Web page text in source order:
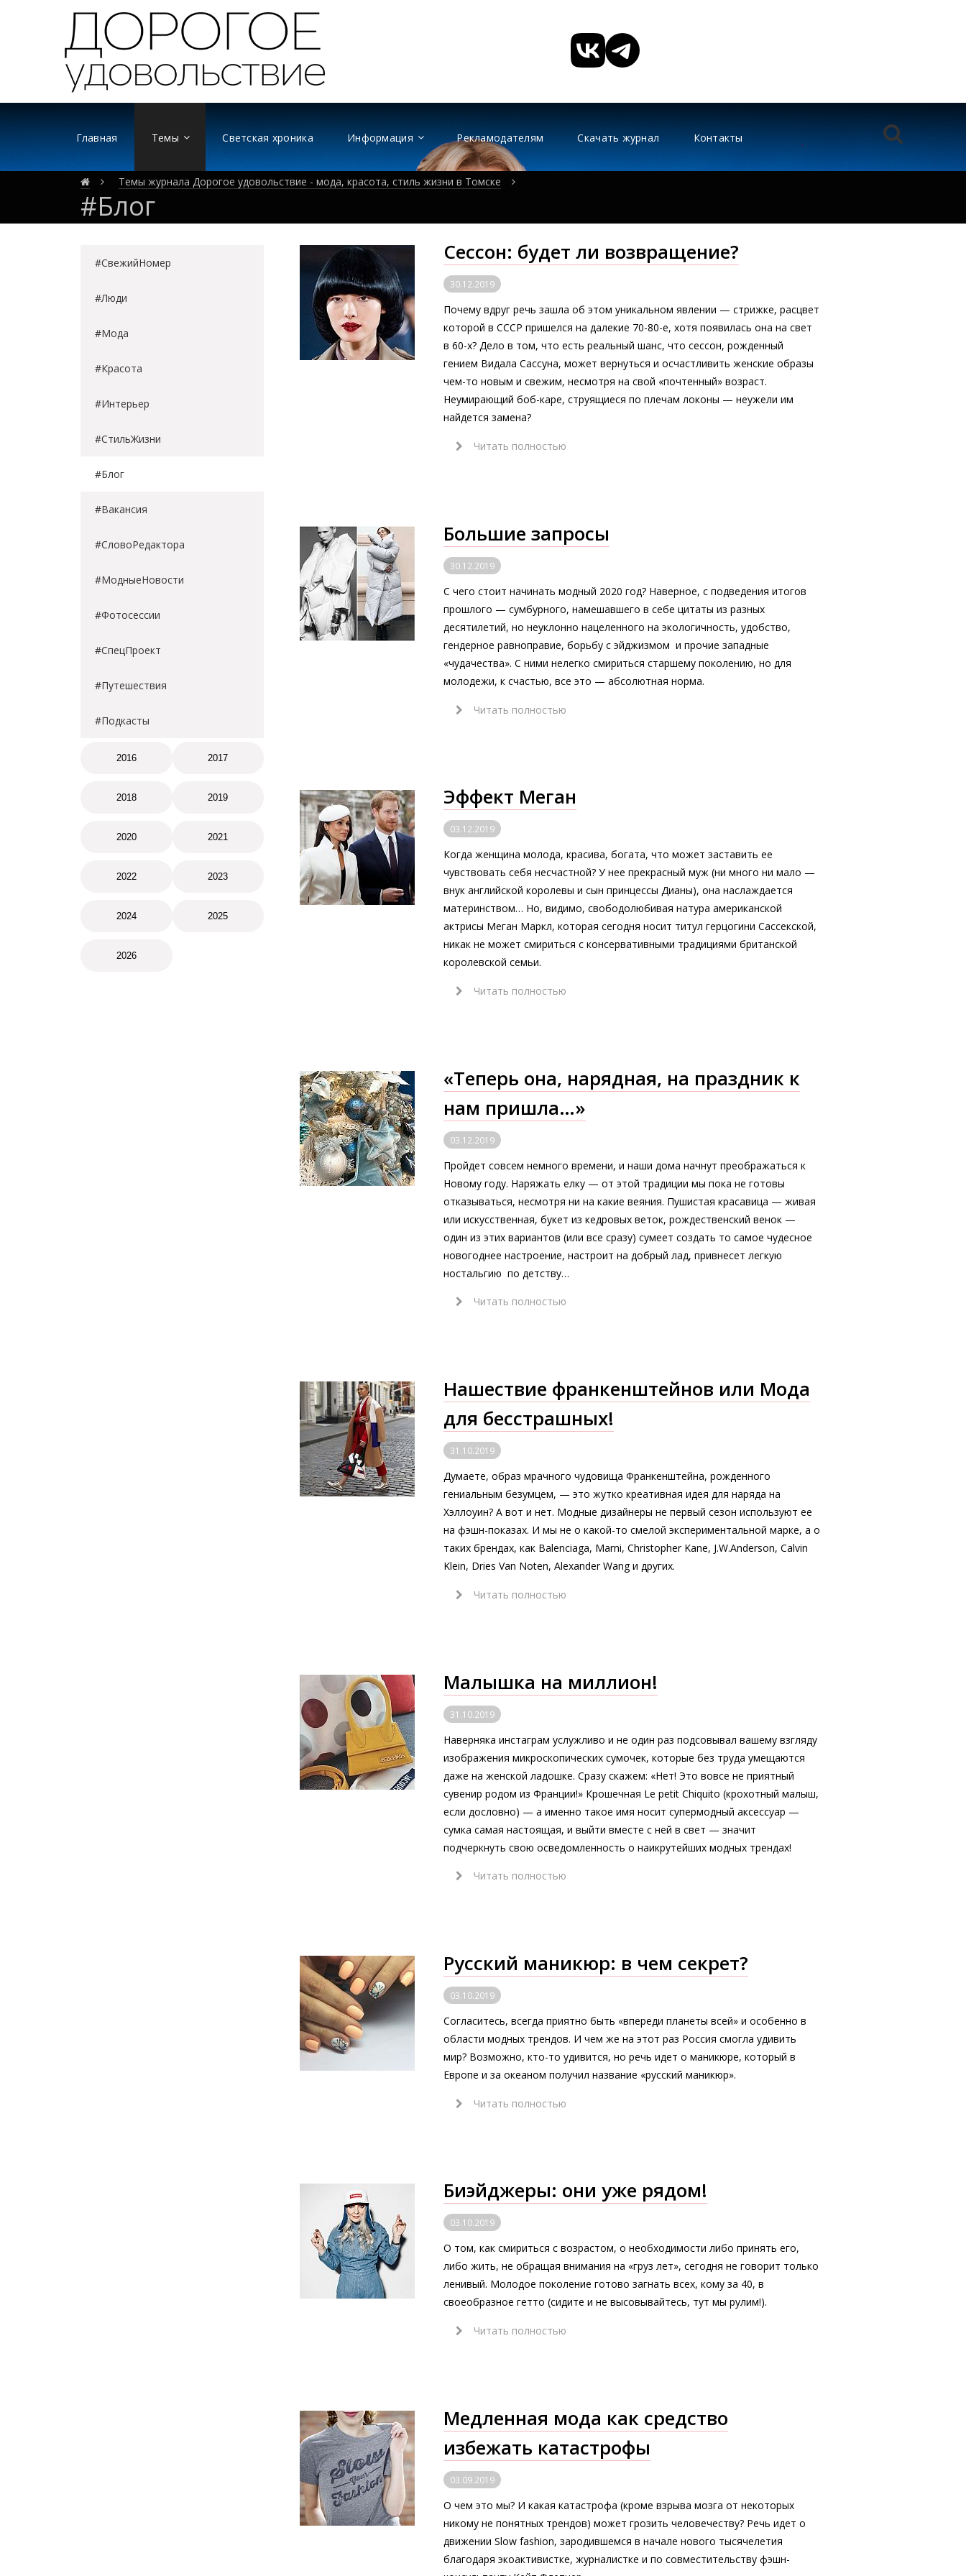
Главная Темы Светская хроника Информация Рекламодателям Скачать журнал Контакты
Темы журнала Дорогое удовольствие - мода, красота, стиль жизни в Томске
#Блог
#СвежийНомер
#Люди
#Мода
#Красота
#Интерьер
#СтильЖизни
#Блог
#Вакансия
#СловоРедактора
#МодныеНовости
#Фотосессии
#СпецПроект
#Путешествия
#Подкасты
Сессон: будет ли возвращение?
30.12.2019
Почему вдруг речь зашла об этом уникальном явлении — стрижке, расцвет
которой в СССР пришелся на далекие 70-80-е, хотя появилась она на свет
в 60-х? Дело в том, что есть реальный шанс, что сессон, рожденный
гением Видала Сассуна, может вернуться и осчастливить женские образы
чем-то новым и свежим, несмотря на свой «почтенный» возраст.
Неумирающий боб-каре, струящиеся по плечам локоны — неужели им
найдется замена?
Читать полностью
Большие запросы
30.12.2019
С чего стоит начинать модный 2020 год? Наверное, с подведения итогов
прошлого — сумбурного, намешавшего в себе цитаты из разных
десятилетий, но неуклонно нацеленного на экологичность, удобство,
гендерное равноправие, борьбу с эйджизмом и прочие западные
«чудачества». С ними нелегко смириться старшему поколению, но для
молодежи, к счастью, все это — абсолютная норма.
Читать полностью
Эффект Меган
03.12.2019
Когда женщина молода, красива, богата, что может заставить ее
чувствовать себя несчастной? У нее прекрасный муж (ни много ни мало —
внук английской королевы и сын принцессы Дианы), она наслаждается
материнством… Но, видимо, свободолюбивая натура американской
актрисы Меган Маркл, которая сегодня носит титул герцогини Сассекской,
никак не может смириться с консервативными традициями британской
королевской семьи.
Читать полностью
«Теперь она, нарядная, на праздник к
нам пришла…»
03.12.2019
Пройдет совсем немного времени, и наши дома начнут преображаться к
Новому году. Наряжать елку — от этой традиции мы пока не готовы
отказываться, несмотря ни на какие веяния. Пушистая красавица — живая
или искусственная, букет из кедровых веток, рождественский венок —
один из этих вариантов (или все сразу) сумеет создать то самое чудесное
новогоднее настроение, настроит на добрый лад, привнесет легкую
ностальгию по детству…
Читать полностью
Нашествие франкенштейнов или Мода
для бесстрашных!
31.10.2019
Думаете, образ мрачного чудовища Франкенштейна, рожденного
гениальным безумцем, — это жутко креативная идея для наряда на
Хэллоуин? А вот и нет. Модные дизайнеры не первый сезон используют ее
на фэшн-показах. И мы не о какой-то смелой экспериментальной марке, а о
таких брендах, как Вalenciaga, Marni, Christopher Kane, J.W.Anderson, Calvin
Klein, Dries Van Noten, Alexander Wang и других.
Читать полностью
Малышка на миллион!
31.10.2019
Наверняка инстаграм услужливо и не один раз подсовывал вашему взгляду
изображения микроскопических сумочек, которые без труда умещаются
даже на женской ладошке. Сразу скажем: «Нет! Это вовсе не приятный
сувенир родом из Франции!» Крошечная Le petit Chiquito (крохотный малыш,
если дословно) — а именно такое имя носит супермодный аксессуар —
сумка самая настоящая, и выйти вместе с ней в свет — значит
подчеркнуть свою осведомленность о наикрутейших модных трендах!
Читать полностью
Русский маникюр: в чем секрет?
03.10.2019
Согласитесь, всегда приятно быть «впереди планеты всей» и особенно в
области модных трендов. И чем же на этот раз Россия смогла удивить
мир? Возможно, кто-то удивится, но речь идет о маникюре, который в
Европе и за океаном получил название «русский маникюр».
Читать полностью
Биэйджеры: они уже рядом!
03.10.2019
О том, как смириться с возрастом, о необходимости либо принять его,
либо жить, не обращая внимания на «груз лет», сегодня не говорит только
ленивый. Молодое поколение готово загнать всех, кому за 40, в
своеобразное гетто (сидите и не высовывайтесь, тут мы рулим!).
Читать полностью
Медленная мода как средство
избежать катастрофы
03.09.2019
О чем это мы? И какая катастрофа (кроме взрыва мозга от некоторых
никому не понятных трендов) может грозить человечеству? Речь идет о
движении Slow fashion, зародившемся в начале нового тысячелетия
благодаря экоактивистке, журналистке и по совместительству фэшн-